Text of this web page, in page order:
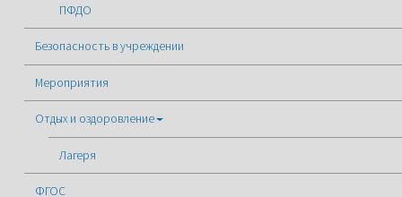
ПФДО
Безопасность в учреждении
Мероприятия
Отдых и оздоровление
Лагеря
ФГОС